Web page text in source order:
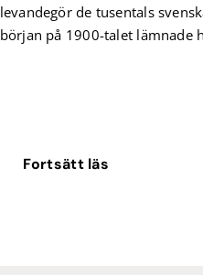
levandegör de tusentals
början på 1900-talet lämnade
Fortsätt läs